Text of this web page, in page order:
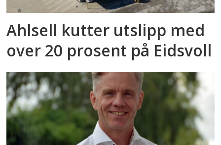
Ahlsell kutter utslipp med
over 20 prosent på Eidsvoll